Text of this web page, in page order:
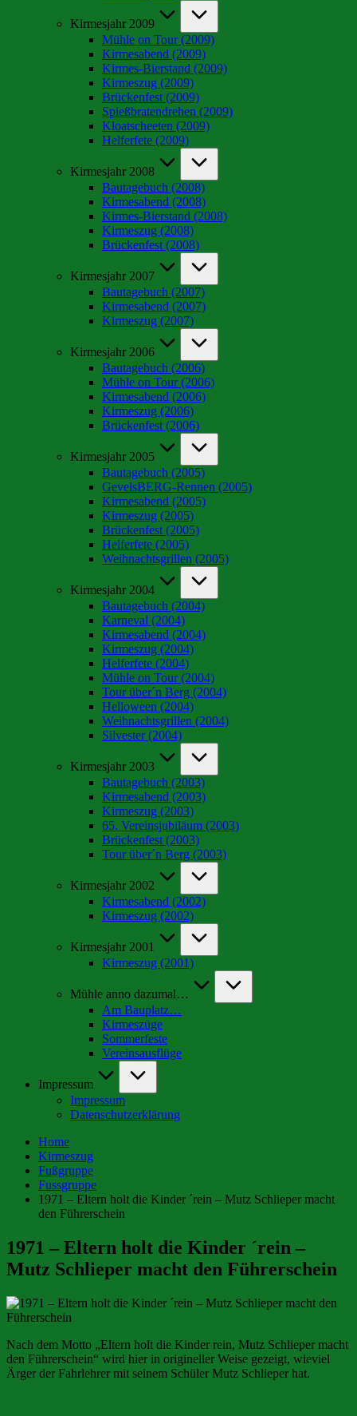
Kirmesjahr 2009
Mühle on Tour (2009)
Kirmesabend (2009)
Kirmes-Bierstand (2009)
Kirmeszug (2009)
Brückenfest (2009)
Spießbratendrehen (2009)
Kloatscheeten (2009)
Helferfete (2009)
Kirmesjahr 2008
Bautagebuch (2008)
Kirmesabend (2008)
Kirmes-Bierstand (2008)
Kirmeszug (2008)
Brückenfest (2008)
Kirmesjahr 2007
Bautagebuch (2007)
Kirmesabend (2007)
Kirmeszug (2007)
Kirmesjahr 2006
Bautagebuch (2006)
Mühle on Tour (2006)
Kirmesabend (2006)
Kirmeszug (2006)
Brückenfest (2006)
Kirmesjahr 2005
Bautagebuch (2005)
GevelsBERG-Rennen (2005)
Kirmesabend (2005)
Kirmeszug (2005)
Brückenfest (2005)
Helferfete (2005)
Weihnachtsgrillen (2005)
Kirmesjahr 2004
Bautagebuch (2004)
Karneval (2004)
Kirmesabend (2004)
Kirmeszug (2004)
Helferfete (2004)
Mühle on Tour (2004)
Tour über´n Berg (2004)
Helloween (2004)
Weihnachtsgrillen (2004)
Silvester (2004)
Kirmesjahr 2003
Bautagebuch (2003)
Kirmesabend (2003)
Kirmeszug (2003)
65. Vereinsjubiläum (2003)
Brückenfest (2003)
Tour über´n Berg (2003)
Kirmesjahr 2002
Kirmesabend (2002)
Kirmeszug (2002)
Kirmesjahr 2001
Kirmeszug (2001)
Mühle anno dazumal…
Am Bauplatz…
Kirmeszüge
Sommerfeste
Vereinsausflüge
Impressum
Impressum
Datenschutzerklärung
Home
Kirmeszug
Fußgruppe
Fussgruppe
1971 – Eltern holt die Kinder ´rein – Mutz Schlieper macht
den Führerschein
1971 – Eltern holt die Kinder ´rein –
Mutz Schlieper macht den Führerschein
Nach dem Motto „Eltern holt die Kinder rein, Mutz Schlieper macht
den Führerschein“ wird hier in origineller Weise gezeigt, wieviel
Ärger der Fahrlehrer mit seinem Schüler Mutz Schlieper hat.